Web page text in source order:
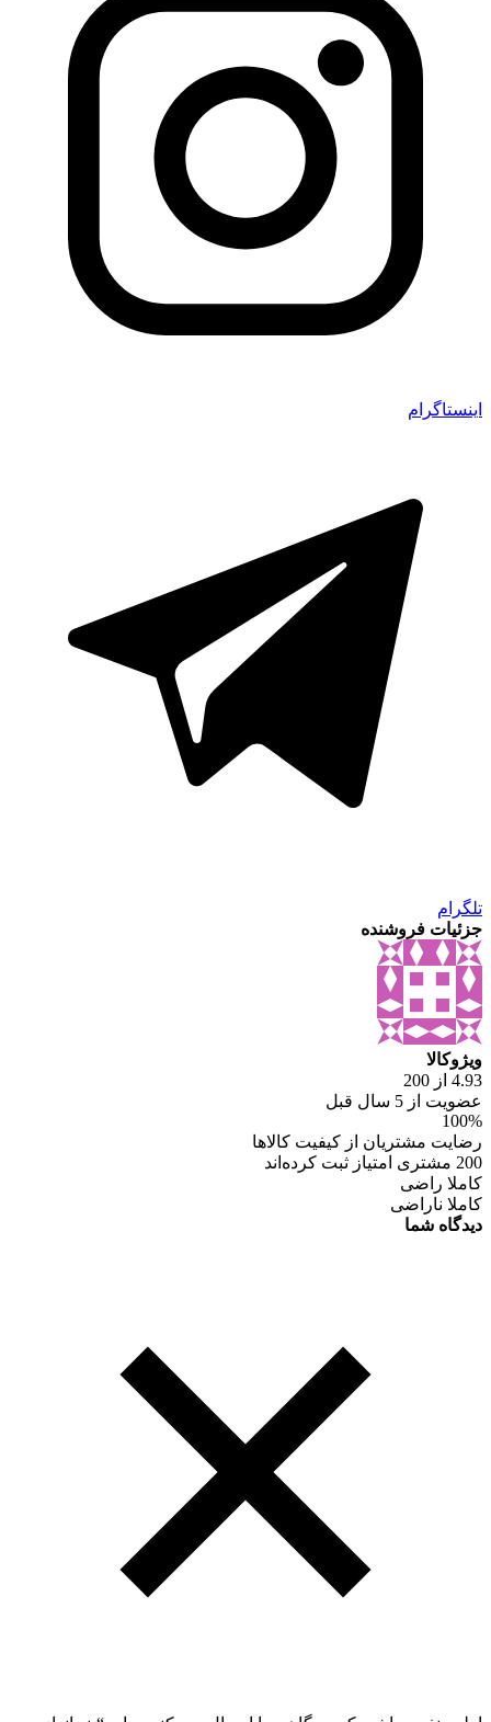
اینستاگرام
تلگرام
جزئیات فروشنده
ویژوکالا
4.93 از 200
عضویت از 5 سال قبل
100%
رضایت مشتریان از کیفیت کالاها
200 مشتری امتیاز ثبت کرده‌اند
کاملا راضی
کاملا ناراضی
دیدگاه شما